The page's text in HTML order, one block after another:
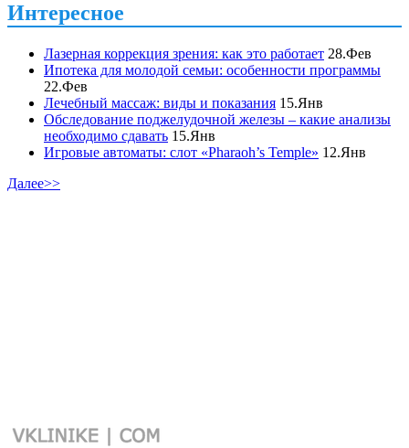
Интересное
Лазерная коррекция зрения: как это работает 28.Фев
Ипотека для молодой семьи: особенности программы
22.Фев
Лечебный массаж: виды и показания 15.Янв
Обследование поджелудочной железы – какие анализы
необходимо сдавать 15.Янв
Игровые автоматы: слот «Pharaoh’s Temple» 12.Янв
Далее>>